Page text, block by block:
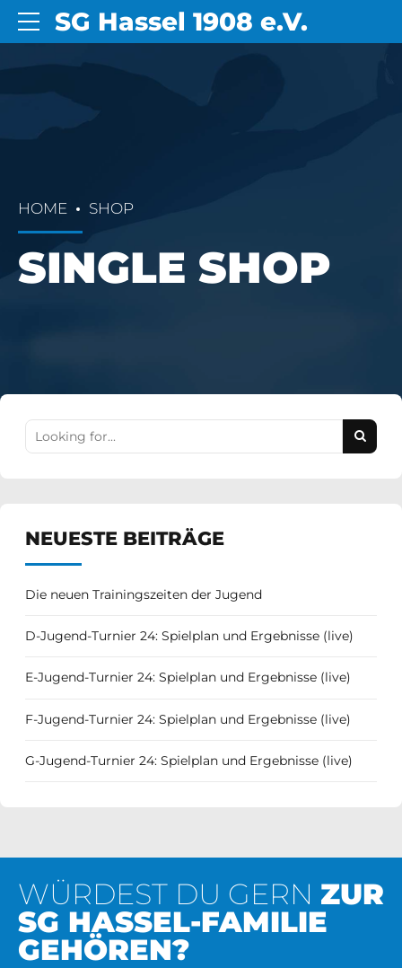
SG Hassel 1908 e.V.
Eisenberg
HOME SHOP
SINGLE SHOP
NEUESTE BEITRÄGE
Die neuen Trainingszeiten der Jugend
D-Jugend-Turnier 24: Spielplan und Ergebnisse (live)
E-Jugend-Turnier 24: Spielplan und Ergebnisse (live)
F-Jugend-Turnier 24: Spielplan und Ergebnisse (live)
G-Jugend-Turnier 24: Spielplan und Ergebnisse (live)
WÜRDEST DU GERN ZUR
SG HASSEL-FAMILIE
GEHÖREN?